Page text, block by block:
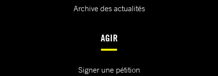
Archive des actualités
AGIR
Signer une pétition